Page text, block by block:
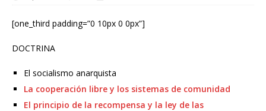
[one_third padding=”0 10px 0 0px”]
DOCTRINA
El socialismo anarquista
La cooperación libre y los sistemas de comunidad
El principio de la recompensa y la ley de las